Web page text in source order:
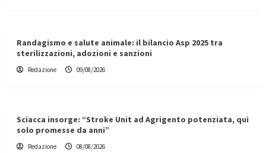
Randagismo e salute animale: il bilancio Asp 2025 tra
sterilizzazioni, adozioni e sanzioni
Redazione 09/08/2026
Sciacca insorge: “Stroke Unit ad Agrigento potenziata, qui
solo promesse da anni”
Redazione 08/08/2026